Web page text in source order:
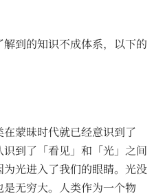
到的知识不成体系，以下的
蒙昧时代就已经意识到了
识到了「看见」和「光」之间
光进入了我们的眼睛。光没
无穷大。人类作为一个物